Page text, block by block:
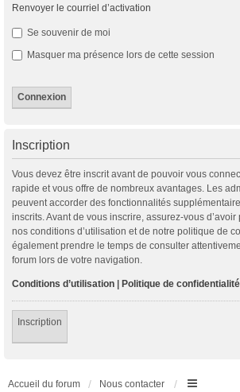
Renvoyer le courriel d’activation
Se souvenir de moi
Masquer ma présence lors de cette session
Inscription
Vous devez être inscrit avant de pouvoir vous
rapide et vous offre de nombreux avantages. Les
peuvent accorder des fonctionnalités
inscrits. Avant de vous inscrire, assurez-vous
nos conditions d’utilisation et de notre politique de
également prendre le temps de consulter
forum lors de votre navigation.
Conditions d’utilisation | Politique de confidentialité
Inscription
Accueil du forum Nous contacter